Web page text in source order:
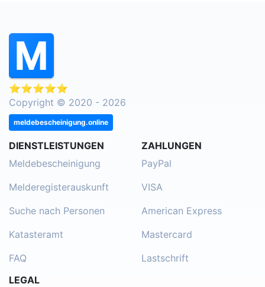
⭐⭐⭐⭐⭐
Copyright © 2020 - 2026
meldebescheinigung.online
DIENSTLEISTUNGEN
Meldebescheinigung
Melderegisterauskunft
Suche nach Personen
Katasteramt
FAQ
ZAHLUNGEN
PayPal
VISA
American Express
Mastercard
Lastschrift
LEGAL